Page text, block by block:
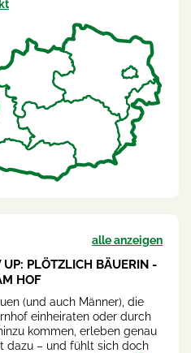
alle anzeigen
PLÖTZLICH BÄUERIN -
HOF
(und auch Männer), die
einheiraten oder durch
kommen, erleben genau
dazu – und fühlt sich doch